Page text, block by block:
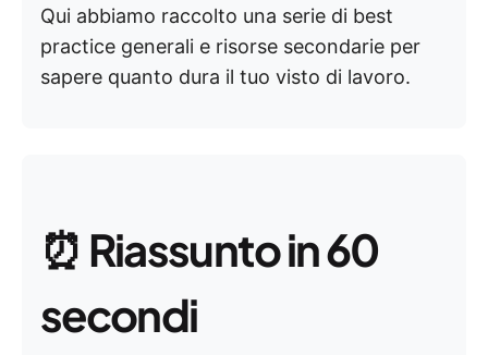
Qui abbiamo raccolto una serie di best
practice generali e risorse secondarie per
sapere quanto dura il tuo visto di lavoro.
⏰ Riassunto in 60
secondi